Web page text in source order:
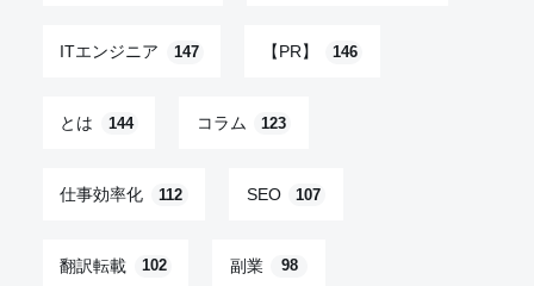
ITエンジニア 147 【PR】 146
とは 144 コラム 123
仕事効率化 112 SEO 107
翻訳転載 102 副業 98